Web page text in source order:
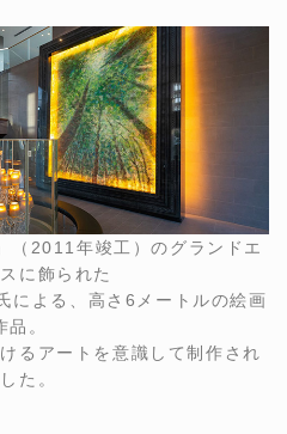
2011年竣工）のグランドエ
に飾られた
による、高さ6メートルの絵画
品。
るアートを意識して制作され
た。